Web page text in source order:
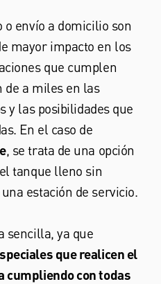
o envío a domicilio son
mayor impacto en los
que cumplen
de a miles en las
y las posibilidades que
En el caso de
, se trata de una opción
tanque lleno sin
estación de servicio.
sencilla, ya que
que realicen el
cumpliendo con todas